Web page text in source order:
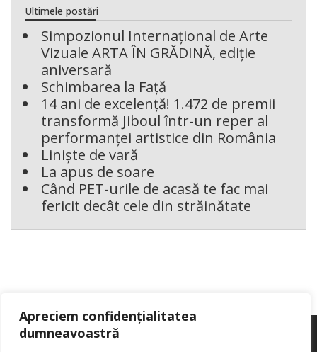
Apreciem confidențialitatea
dumneavoastră
Ultimele postări
Simpozionul Internațional de Arte
Vizuale ARTA ÎN GRĂDINĂ, ediție
aniversară
Schimbarea la Față
14 ani de excelență! 1.472 de premii
transformă Jiboul într-un reper al
performanței artistice din România
Liniște de vară
La apus de soare
Când PET-urile de acasă te fac mai
fericit decât cele din străinătate